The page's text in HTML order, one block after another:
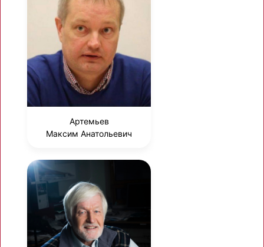
Артемьев
Максим Анатольевич